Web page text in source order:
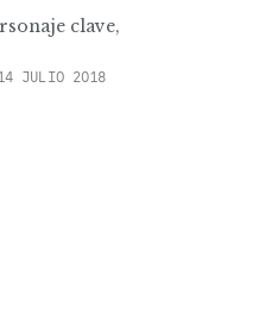
clave,
JULIO 2018